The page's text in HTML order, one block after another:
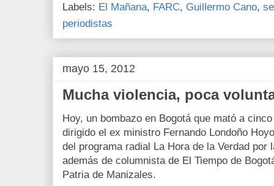
Labels: El Mañana, FARC, Guillermo Cano,
periodistas
mayo 15, 2012
Mucha violencia, poca
Hoy, un bombazo en Bogotá que mató a
dirigido el ex ministro Fernando Londoño
del programa radial La Hora de la Verdad por
además de columnista de El Tiempo de
Patria de Manizales.